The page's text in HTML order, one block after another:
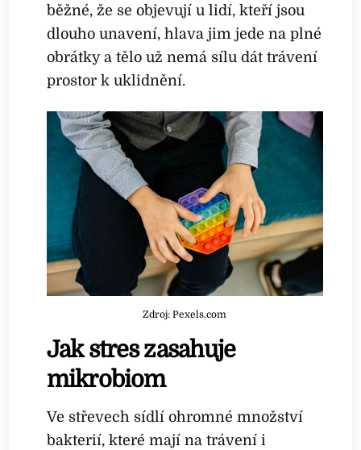
běžné, že se objevují u lidí, kteří jsou
dlouho unavení, hlava jim jede na plné
obrátky a tělo už nemá sílu dát trávení
prostor k uklidnění.
Zdroj: Pexels.com
Jak stres zasahuje
mikrobiom
Ve střevech sídlí ohromné množství
bakterií, které mají na trávení i